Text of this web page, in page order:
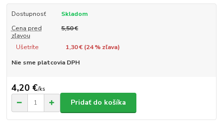
Dostupnosť
Skladom
Cena pred
zľavou
5,50 €
Ušetríte 1,30 € (24% zľava)
Nie sme platcovia DPH
4,20 €/ks
Pridať do košíka